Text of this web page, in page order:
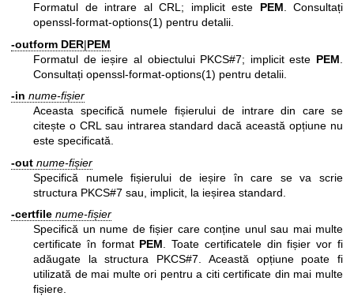
Formatul de intrare al CRL; implicit este PEM. Consultați
openssl-format-options(1) pentru detalii.
-outform DER|PEM
Formatul de ieșire al obiectului PKCS#7; implicit este PEM
Consultați openssl-format-options(1) pentru detalii.
-in nume-fișier
Aceasta specifică numele fișierului de intrare din care se
citește o CRL sau intrarea standard dacă această opțiune nu
este specificată.
-out nume-fișier
Specifică numele fișierului de ieșire în care se va scrie
structura PKCS#7 sau, implicit, la ieșirea standard.
-certfile nume-fișier
Specifică un nume de fișier care conține unul sau mai multe
certificate în format PEM . Toate certificatele din fișier vor fi
adăugate la structura PKCS#7. Această opțiune poate fi
utilizată de mai multe ori pentru a citi certificate din mai multe
fișiere.